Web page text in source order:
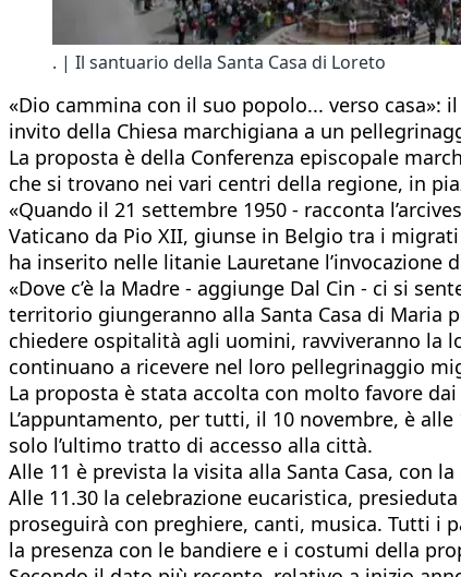
. | Il santuario della Santa Casa di Loreto
«Dio cammina con il suo popolo... verso casa»:
invito della Chiesa marchigiana a un
La proposta è della Conferenza episcopale
che si trovano nei vari centri della regione, in
«Quando il 21 settembre 1950 - racconta
Vaticano da Pio XII, giunse in Belgio tra i
ha inserito nelle litanie Lauretane l’invocazione
«Dove c’è la Madre - aggiunge Dal Cin - ci si
territorio giungeranno alla Santa Casa di Maria
chiedere ospitalità agli uomini, ravviveranno la
continuano a ricevere nel loro pellegrinaggio
La proposta è stata accolta con molto favore
L’appuntamento, per tutti, il 10 novembre, è
solo l’ultimo tratto di accesso alla città.
Alle 11 è prevista la visita alla Santa Casa, con
Alle 11.30 la celebrazione eucaristica,
proseguirà con preghiere, canti, musica. Tutti i
la presenza con le bandiere e i costumi della